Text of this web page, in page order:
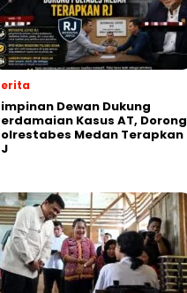
Dewan Dukung
Kasus AT, Dorong
Medan Terapkan